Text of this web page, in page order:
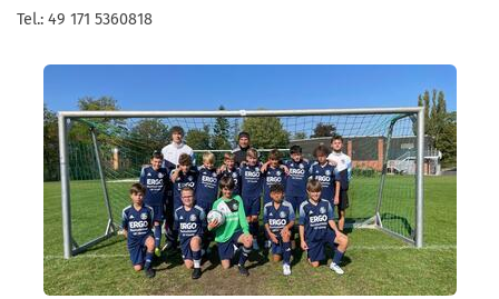
Tel.: 49 171 5360818